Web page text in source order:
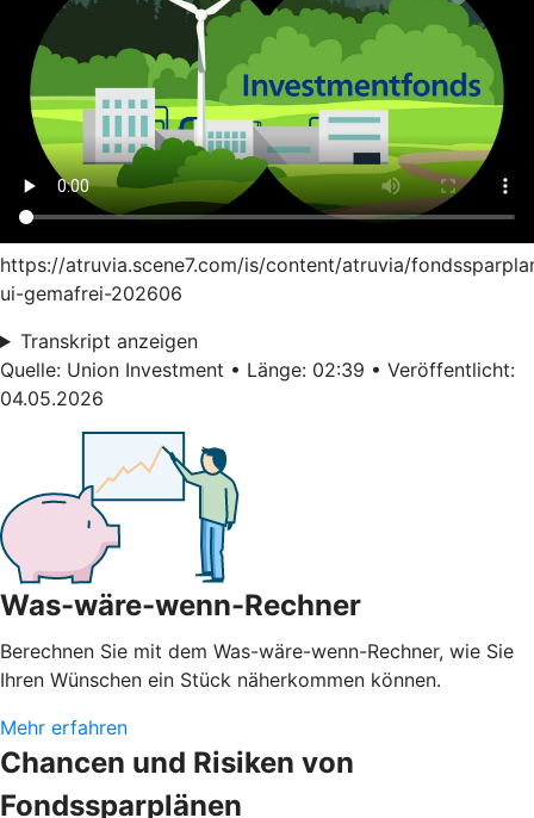
https://atruvia.scene7.com/is/content/atruvia/
ui-gemafrei-202606
Transkript anzeigen
Quelle: Union Investment • Länge: 02:39 • Veröffentlicht:
04.05.2026
Was-wäre-wenn-Rechner
Berechnen Sie mit dem Was-wäre-wenn-Rechner, wie Sie
Ihren Wünschen ein Stück näherkommen können.
Mehr erfahren
Chancen und Risiken von
Fondssparplänen